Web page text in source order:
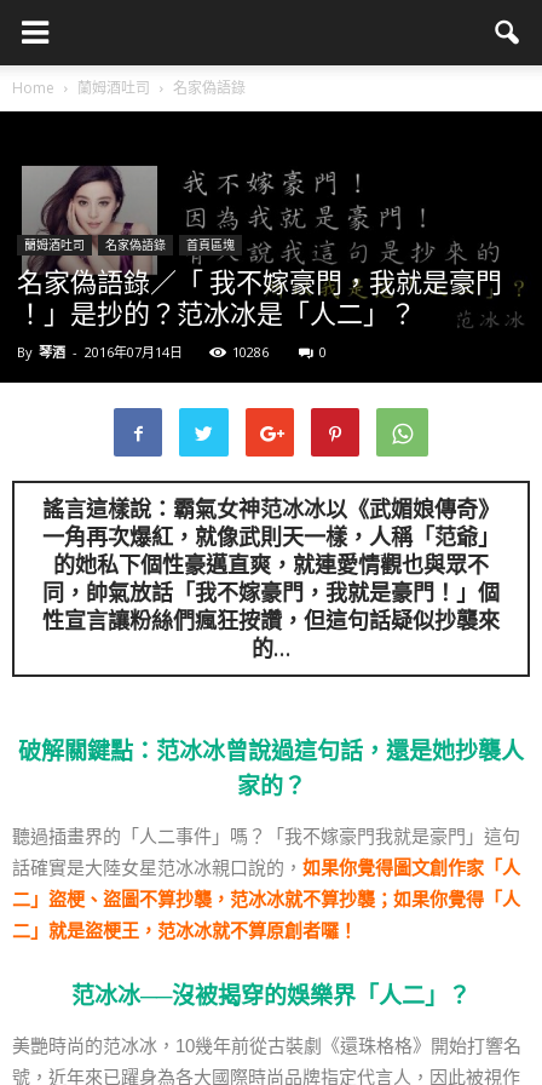
Home 蘭姆酒吐司 名家偽語錄
蘭姆酒吐司 名家偽語錄 首頁區塊
名家偽語錄／「 我不嫁豪門，我就是豪門
！」是抄的？范冰冰是「人二」？
By 琴酒 - 2016年07月14日 10286 0
謠言這樣說：霸氣女神范冰冰以《武媚娘傳奇》
一角再次爆紅，就像武則天一樣，人稱「范爺」
的她私下個性豪邁直爽，就連愛情觀也與眾不
同，帥氣放話「我不嫁豪門，我就是豪門 ！」個
性宣言讓粉絲們瘋狂按讚，但這句話疑似抄襲來
的…
破解關鍵點：范冰冰曾說過這句話，還是她抄襲人
家的？
聽過插畫界的「人二事件」嗎？「我不嫁豪門我就是豪門」這句
話確實是大陸女星范冰冰親口說的， 如果你覺得圖文創作家「人
二」盜梗、盜圖不算抄襲，范冰冰就不算抄襲；如果你覺得「人
二」就是盜梗王，范冰冰就不算原創者囉！
范冰冰──沒被揭穿的娛樂界「人二」？
美艷時尚的范冰冰，10幾年前從古裝劇《還珠格格》開始打響名
號，近年來已躍身為各大國際時尚品牌指定代言人，因此被視作